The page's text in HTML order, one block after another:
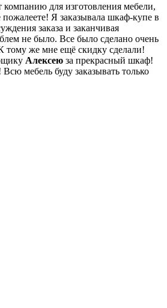
для изготовления мебели,
Я заказывала шкаф-купе в
заказа и заканчивая
не было. Все было сделано очень
тому же мне ещё скидку сделали!
Алексею за прекрасный шкаф!
мебель буду заказывать только